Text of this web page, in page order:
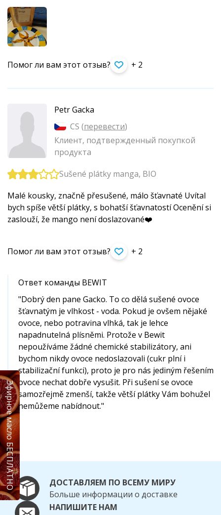
Помог ли вам этот отзыв? + 2
Petr Gacka
CS (перевести)
Клиент, подтвержденный покупкой
продукта
Sušené plátky manga, BIO
Malé kousky, značně přesušené, málo šťavnaté Uvítal
bych spíše větší plátky, s bohatší šťavnatostí Ocenění si
zaslouží, že mango není doslazované❤️
Помог ли вам этот отзыв? + 2
Ответ команды BEWIT
"Dobrý den pane Gacko. To co dělá sušené ovoce
šťavnatým je vlhkost - voda. Pokud je ovšem nějaké
ovoce, nebo potravina vlhká, tak je lehce
napadnutelná plísněmi. Protože v Bewit
nepoužíváme žádné chemické stabilizátory, ani
bychom nikdy ovoce nedoslazovali (cukr plní i
stabilizační funkci), proto je pro nás jediným řešením
ovoce nechat dobře vysušit. Při sušení se ovoce
samozřejmě zmenší, takže větší plátky Vám bohužel
nemůžeme nabídnout."
Эфирное масло БЕСПЛАТНО
ДОСТАВЛЯЕМ ПО ВСЕМУ МИРУ
Больше информации о доставке
НАПИШИТЕ НАМ